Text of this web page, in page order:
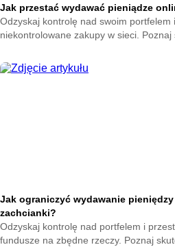
Jak przestać wydawać pieniądze
Odzyskaj kontrolę nad swoim portfelem
niekontrolowane zakupy w sieci. Poznaj
przycisku kup teraz.
Jak ograniczyć wydawanie
zachcianki?
Odzyskaj kontrolę nad portfelem i
fundusze na zbędne rzeczy. Poznaj